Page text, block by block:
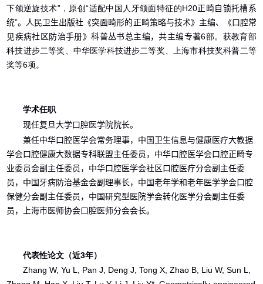
下颌逆旋技术”，原创“适配中国人牙颌面特征的H20正畸自锁托槽系
统”。人民卫生出版社《突面畸形的正畸策略与技术》主编、《口腔常
见疾病社区防治手册》科普丛书总主编，共主编专著6部。获教育部
科技进步二等奖、中华医学科技进步二等奖、上海市科技奖科普二等
奖等6项。
学术任职
现任复旦大学口腔医学院院长。
兼任中华口腔医学会常务理事， 中国卫生信息与健康医疗大教据
学会口腔健康大数据专科联盟主任委员 ， 中华口腔医学会口腔正畸专
业委员会副主任委员 ， 中华口腔医学会社区口腔医疗分会副主任委
员 ， 中国牙病防治基金会副理事长， 中国老年学和老年医学学会口腔
保健分会副主任委员 ， 中国研究型医院学会转化医学分会副主任委
员 ， 上海市医师协会口腔医师分会会长。
代表性论文（近3年）
Zhang W, Yu L, Pan J, Deng J, Tong X, Zhao B, Liu W, Sun L,